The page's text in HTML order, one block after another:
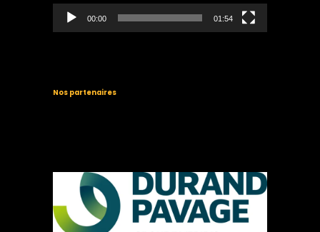
00:00 01:54
Nos partenaires